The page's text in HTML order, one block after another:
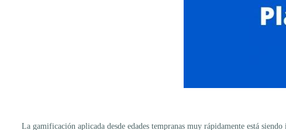
La gamificación aplicada desde edades tempranas muy rápidamente está